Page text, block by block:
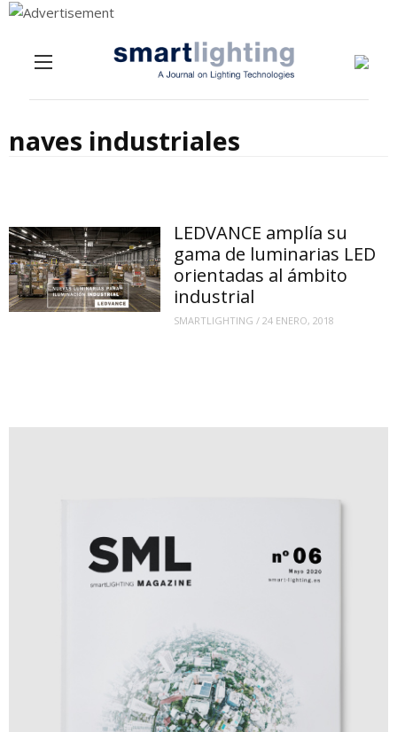
naves industriales
LEDVANCE amplía su
gama de luminarias LED
orientadas al ámbito
industrial
SMARTLIGHTING /24 ENERO, 2018